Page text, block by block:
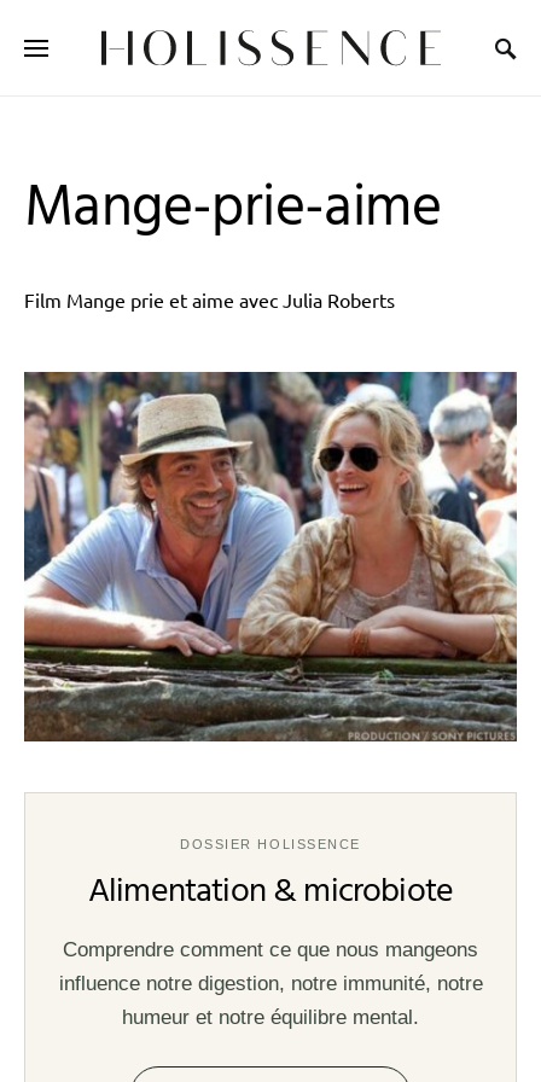
Mange-prie-aime
Film Mange prie et aime avec Julia Roberts
DOSSIER HOLISSENCE
Alimentation & microbiote
Comprendre comment ce que nous mangeons
influence notre digestion, notre immunité, notre
humeur et notre équilibre mental.